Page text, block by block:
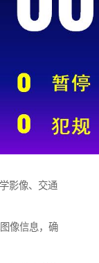
影像、交通
像信息，确